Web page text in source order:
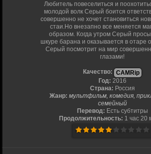
Любитель повеселиться и
молодой волк Серый боится
совершенно не хочет становиться
стаи.Но внезапно все меняется
образом. Когда утром Серый
шкуре барана и оказывается в отаре
Серый посмотрит на мир
глазами!
Качество:
CAMRip
Год: 2016
Страна: Россия
Жанр: мультфильм, комедия,
семейный
Перевод: Есть субтитры
Продолжительность: 1 час 20